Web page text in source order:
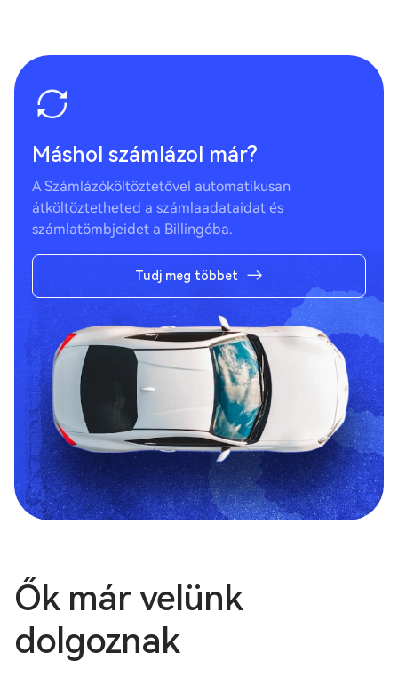
Máshol számlázol már?
A Számlázóköltöztetővel automatikusan
átköltöztetheted a számlaadataidat és
számlatömbjeidet a Billingóba.
Tudj meg többet
Ők már velünk
dolgoznak